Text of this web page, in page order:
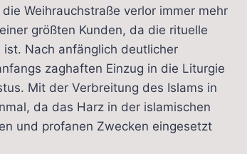
Weihrauchstraße verlor immer mehr
größten Kunden, da die rituelle
Nach anfänglich deutlicher
zaghaften Einzug in die Liturgie
Mit der Verbreitung des Islams in
da das Harz in der islamischen
und profanen Zwecken eingesetzt